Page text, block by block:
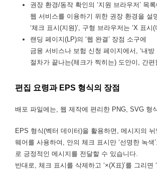
권장 환경/동작 확인의 ‘지원 브라우저’ 목록
웹 서비스를 이용하기 위한 권장 환경을 설
‘체크 표시(지원)’, 구형 브라우저는 ‘X 표
랜딩 페이지(LP)의 ‘웹 완결’ 장점 소구에
금융 서비스나 보험 신청 페이지에서, ‘내
절차가 끝나는(체크가 찍히는) 도안이, 간
편집 요령과 EPS 형식의 장점
배포 파일에는, 웹 제작에 편리한 PNG, SVG 형
EPS 형식(벡터 데이터)을 활용하면, 메시지의
웨어를 사용하여, 안의 체크 표시만 ‘선명한 녹
로 긍정적인 메시지를 전달할 수 있습니다.
반대로, 체크 표시를 삭제하고 ‘×(X표)’를 그리면